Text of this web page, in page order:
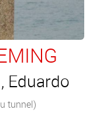
Eduardo
tunnel)